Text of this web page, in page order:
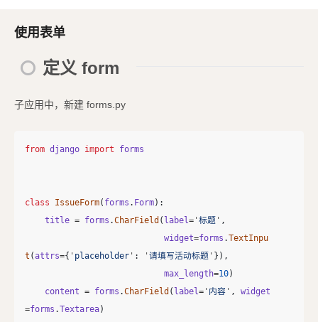
使用表单
定义 form
子应用中，新建 forms.py
from django import forms
class IssueForm( forms . Form):
title = forms .CharField ( label = ' 标题 ' ,
widget=forms .TextInpu
t (attrs={ ' placeholder ' : ' 请填写活动标题 ' }),
max_length=10)
content = forms .CharField ( label = ' 内容 ' ,
widget
=forms .Textarea)